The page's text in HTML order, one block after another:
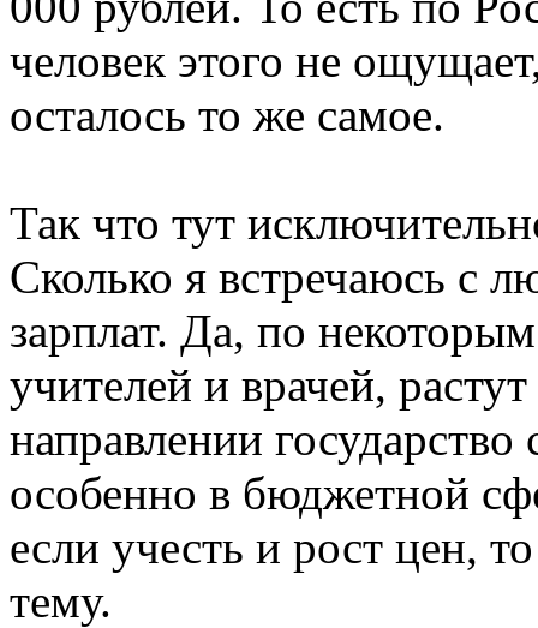
человек этого не
осталось то же самое.
Так что тут
Сколько я встречаюсь с
зарплат. Да, по
учителей и врачей,
направлении государство
особенно в бюджетной
если учесть и рост цен,
тему.